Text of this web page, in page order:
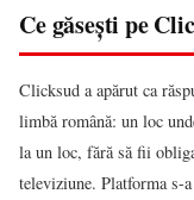
Ce găsești pe
Clicksud a apărut ca
limbă română: un loc
la un loc, fără să fii
televiziune. Platforma s-